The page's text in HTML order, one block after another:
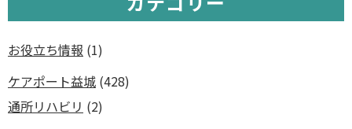
お役立ち情報 (1)
ケアポート益城 (428)
通所リハビリ (2)